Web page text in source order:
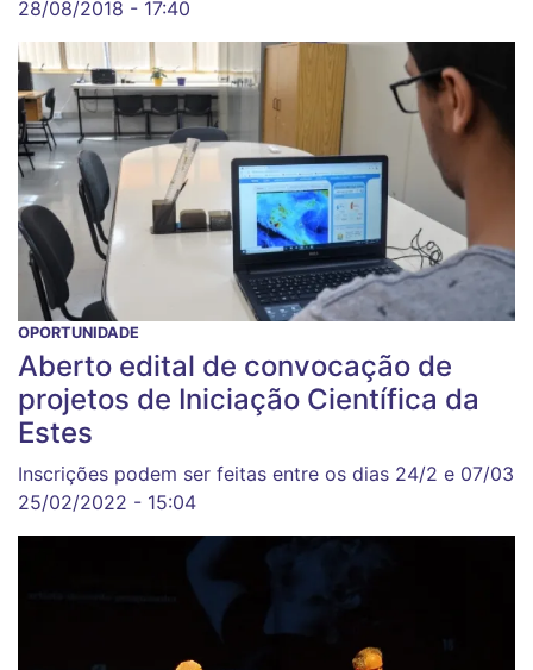
28/08/2018 - 17:40
OPORTUNIDADE
Aberto edital de convocação de
projetos de Iniciação Científica da
Estes
Inscrições podem ser feitas entre os dias 24/2 e 07/03
25/02/2022 - 15:04